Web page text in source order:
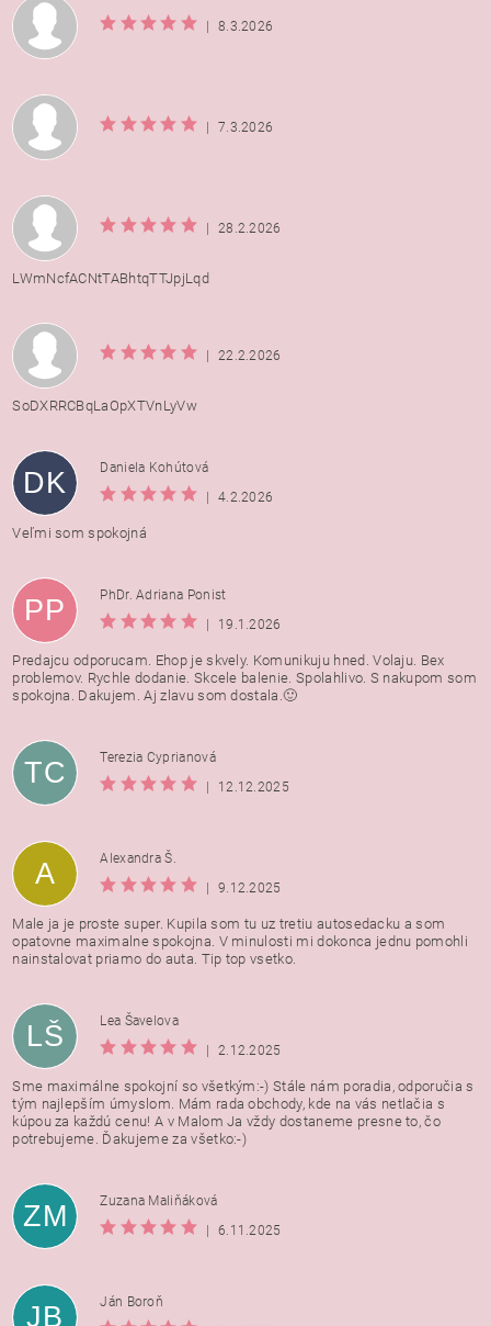
| 8.3.2026
| 7.3.2026
| 28.2.2026
LWmNcfACNtTABhtqTTJpjLqd
| 22.2.2026
SoDXRRCBqLaOpXTVnLyVw
DK
Daniela Kohútová
|
4.2.2026
Veľmi som spokojná
PP
PhDr. Adriana Ponist
|
19.1.2026
Predajcu odporucam. Ehop je skvely. Komunikuju hned. Volaju. Bex
problemov. Rychle dodanie. Skcele balenie. Spolahlivo. S nakupom som
spokojna. Dakujem. Aj zlavu som dostala.🙂
TC
Terezia Cyprianová
|
12.12.2025
A
Alexandra Š.
|
9.12.2025
Male ja je proste super. Kupila som tu uz tretiu autosedacku a som
opatovne maximalne spokojna. V minulosti mi dokonca jednu pomohli
nainstalovat priamo do auta. Tip top vsetko.
LŠ
Lea Šavelova
|
2.12.2025
Sme maximálne spokojní so všetkým:-) Stále nám poradia, odporučia s
tým najlepším úmyslom. Mám rada obchody, kde na vás netlačia s
kúpou za každú cenu! A v Malom Ja vždy dostaneme presne to, čo
potrebujeme. Ďakujeme za všetko:-)
ZM
Zuzana Maliňáková
|
6.11.2025
JB
Ján Boroň